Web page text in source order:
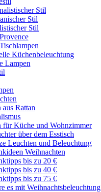
Stil
Stil
Stil
Küchenbeleuchtung
Lampen
aus Rattan
für Küche und Wohnzimmer
über dem Esstisch
Leuchten und Beleuchtung
Weihnachten
bis zu 20 €
bis zu 40 €
bis zu 75 €
es mit Weihnachtsbeleuchtung